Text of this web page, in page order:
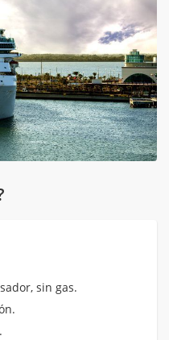
sin gas.